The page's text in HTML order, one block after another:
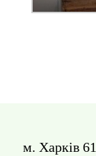
м. Харків